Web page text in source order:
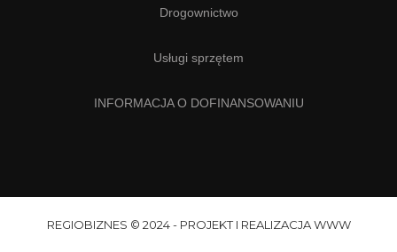
Drogownictwo
Usługi sprzętem
INFORMACJA O DOFINANSOWANIU
REGIOBIZNES © 2024 - PROJEKT I REALIZACJA WWW